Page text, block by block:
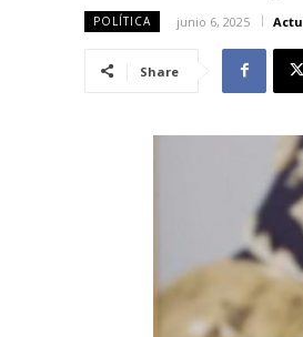
POLÍTICA junio 6, 2025
Share